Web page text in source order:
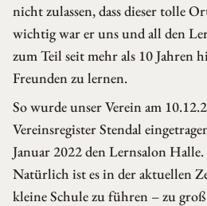
nicht zulassen, dass dieser tolle
wichtig war er uns und all den
zum Teil seit mehr als 10 Jahren
Freunden zu lernen.
So wurde unser Verein am
Vereinsregister Stendal
Januar 2022 den Lernsalon Halle.
Natürlich ist es in der aktuellen
kleine Schule zu führen – zu